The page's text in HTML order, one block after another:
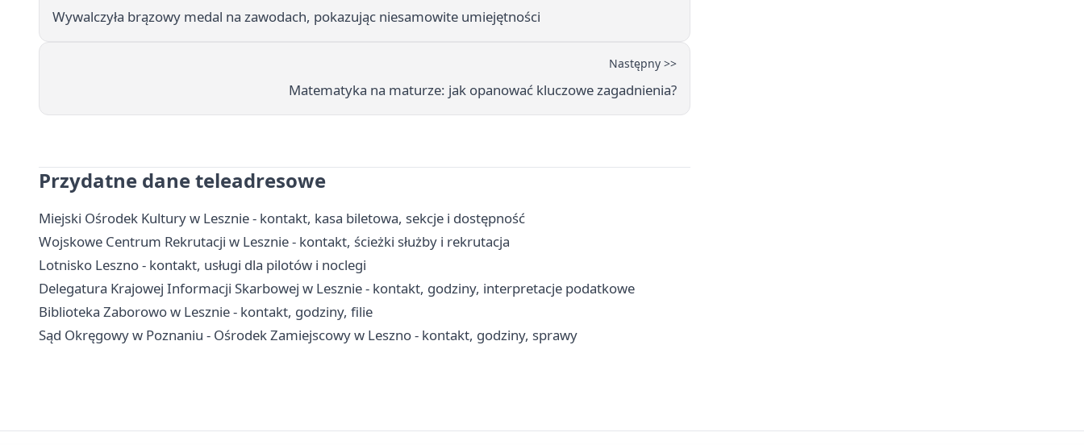
Wywalczyła brązowy medal na zawodach, pokazując niesamowite umiejętności
Następny >>
Matematyka na maturze: jak opanować kluczowe zagadnienia?
Przydatne dane teleadresowe
Miejski Ośrodek Kultury w Lesznie - kontakt, kasa biletowa, sekcje i dostępność
Wojskowe Centrum Rekrutacji w Lesznie - kontakt, ścieżki służby i rekrutacja
Lotnisko Leszno - kontakt, usługi dla pilotów i noclegi
Delegatura Krajowej Informacji Skarbowej w Lesznie - kontakt, godziny, interpretacje podatkowe
Biblioteka Zaborowo w Lesznie - kontakt, godziny, filie
Sąd Okręgowy w Poznaniu - Ośrodek Zamiejscowy w Leszno - kontakt, godziny, sprawy